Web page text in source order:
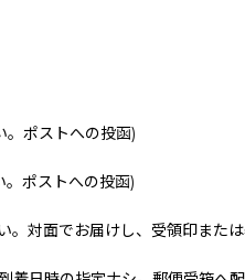
。ポストへの投函)
。ポストへの投函)
対面でお届けし、受領印また